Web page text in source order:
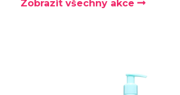
Zobrazit všechny akce